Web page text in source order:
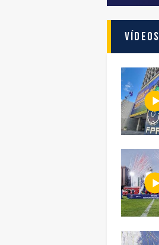
Vídeos